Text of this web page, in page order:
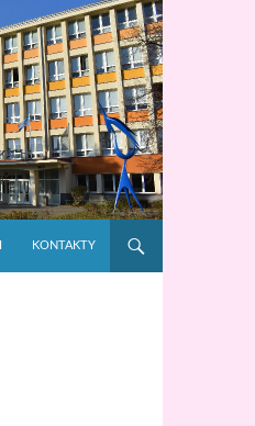
KONTAKTY